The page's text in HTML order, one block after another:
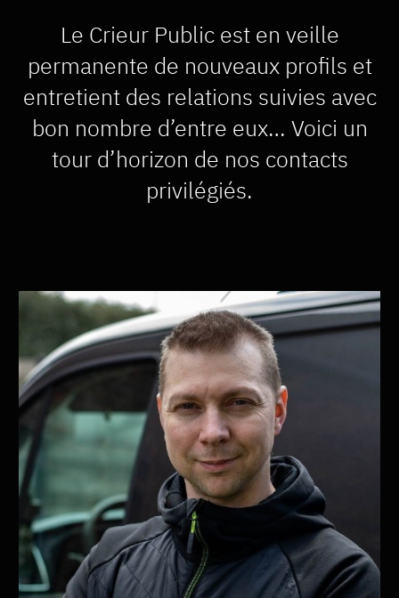
Le Crieur Public est en veille
permanente de nouveaux profils et
entretient des relations suivies avec
bon nombre d’entre eux… Voici un
tour d’horizon de nos contacts
privilégiés.